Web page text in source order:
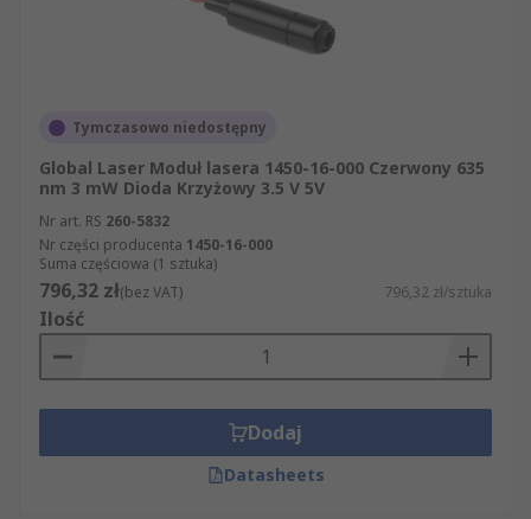
Tymczasowo niedostępny
Global Laser Moduł lasera 1450-16-000 Czerwony 635
nm 3 mW Dioda Krzyżowy 3.5 V 5V
Nr art. RS 260-5832
Nr części producenta 1450-16-000
Suma częściowa (1 sztuka)
796,32 zł(bez VAT) 796,32 zł/sztuka
Ilość
Dodaj
Datasheets